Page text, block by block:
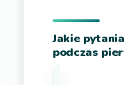
Jakie
podczas